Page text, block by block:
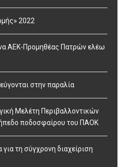
2022
ΑΕΚ-Προμηθέας Πατρών ελέω
στην παραλία
Μελέτη Περιβαλλοντικών
ποδοσφαίρου του ΠΑΟΚ
τη σύγχρονη διαχείριση